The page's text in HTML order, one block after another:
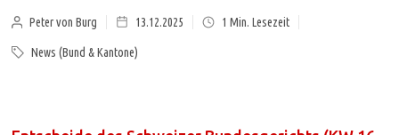
Peter von Burg 13.12.2025 1 Min. Lesezeit
News (Bund & Kantone)